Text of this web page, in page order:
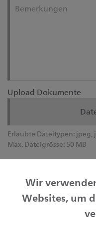
Bemerkungen
Upload Dokumente
Erlaubte Dateitypen: jpeg,
Max. Dateigrösse: 50 MB
finden Sie unter
Wir
Websites, um